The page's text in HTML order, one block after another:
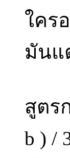
ใคร
มันแ
สูตร
b ) /